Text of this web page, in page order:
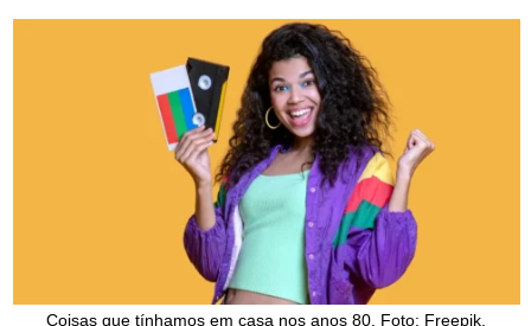
Coisas que tínhamos em casa nos anos 80. Foto: Freepik.